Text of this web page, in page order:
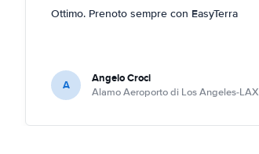
Ottimo. Prenoto sempre con EasyTerra
A Angelo Croci
Alamo Aeroporto di Los Angeles-LAX